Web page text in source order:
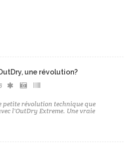
une révolution?
petite révolution technique que
l'OutDry Extreme. Une vraie